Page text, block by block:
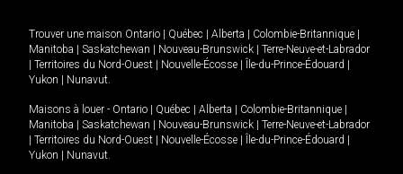
Trouver une maison Ontario Québec Alberta Colombie-Britannique
Manitoba
Saskatchewan Nouveau-Brunswick
Terre-Neuve-et-Labrador
Territoires du Nord-Ouest Nouvelle-Écosse Île-du-Prince-Édouard
Yukon
Nunavut.
Maisons à louer - Ontario Québec Alberta Colombie-Britannique
Manitoba
Saskatchewan Nouveau-Brunswick
Terre-Neuve-et-Labrador
Territoires du Nord-Ouest Nouvelle-Écosse Île-du-Prince-Édouard
Yukon
Nunavut.